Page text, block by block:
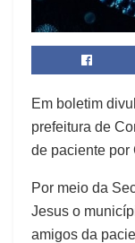
Em boletim
prefeitura de
de paciente por
Por meio da
Jesus o
amigos da